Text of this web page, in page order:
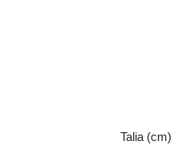
Talia (cm)